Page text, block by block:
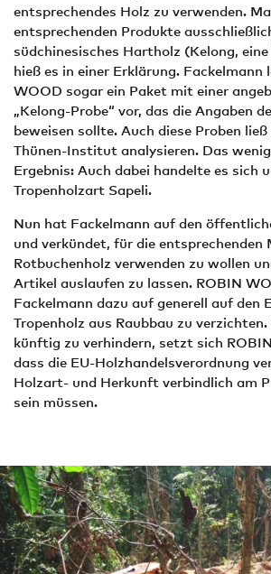
entsprechendes Holz zu verwenden.
entsprechenden Produkte
südchinesisches Hartholz (Kelong,
hieß es in einer Erklärung. Fackelmann
WOOD sogar ein Paket mit einer
„Kelong-Probe“ vor, das die Angaben
beweisen sollte. Auch diese Proben
Thünen-Institut analysieren. Das
Ergebnis: Auch dabei handelte es sich
Tropenholzart Sapeli.
Nun hat Fackelmann auf den
und verkündet, für die entsprechenden
Rotbuchenholz verwenden zu wollen
Artikel auslaufen zu lassen. ROBIN
Fackelmann dazu auf generell auf den
Tropenholz aus Raubbau zu
künftig zu verhindern, setzt sich
dass die EU-Holzhandelsverordnung
Holzart- und Herkunft verbindlich am
sein müssen.